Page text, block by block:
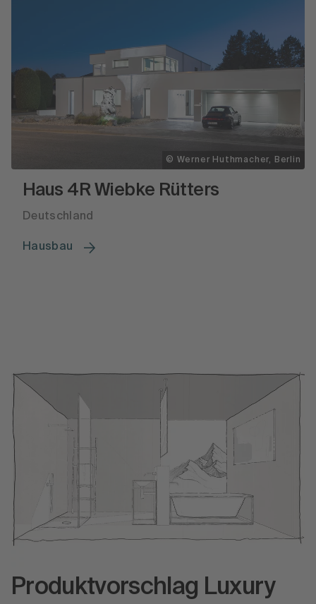
© Werner Huthmacher, Berlin
Haus 4R Wiebke Rütters
Deutschland
Hausbau
Produktvorschlag Luxury